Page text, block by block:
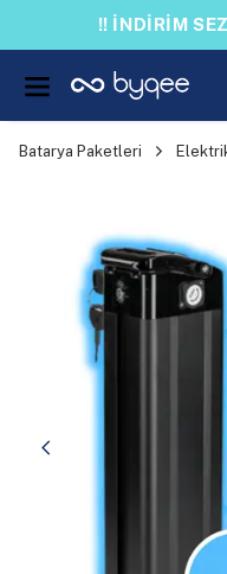
!! İNDİRİM
Batarya Paketleri